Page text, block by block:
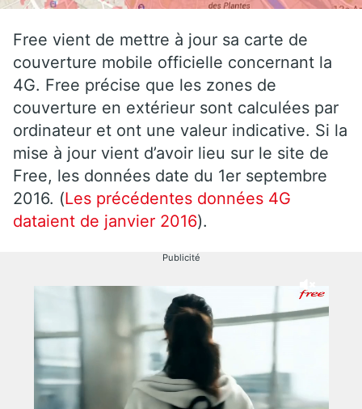
Free vient de mettre à jour sa carte de
couverture mobile officielle concernant la
4G. Free précise que les zones de
couverture en extérieur sont calculées par
ordinateur et ont une valeur indicative. Si la
mise à jour vient d’avoir lieu sur le site de
Free, les données date du 1er septembre
2016. (Les précédentes données 4G
dataient de janvier 2016).
Publicité